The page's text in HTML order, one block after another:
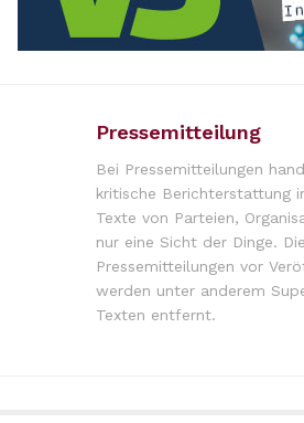
Pressemitteilung
Bei Pressemitteilungen
kritische Berichterstattung
Texte von Parteien,
nur eine Sicht der Dinge.
Pressemitteilungen vor
werden unter anderem
Texten entfernt.